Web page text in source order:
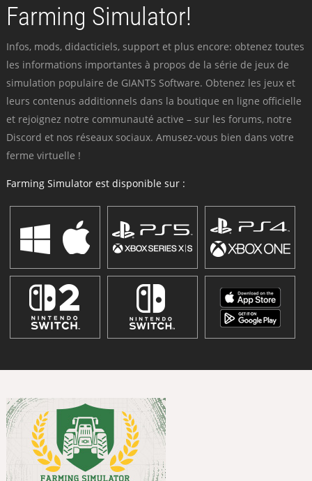
Farming Simulator!
Infos, mods, didacticiels, support et plus encore: obtenez toutes
les informations importantes à propos de la série de jeux de
simulation populaire de GIANTS Software. Obtenez les jeux et
leurs contenus additionnels dans la boutique en ligne officielle
et rejoignez notre communauté active – sur les forums, notre
Discord et nos réseaux sociaux. Amusez-vous bien dans votre
ferme virtuelle !
Farming Simulator est disponible sur :